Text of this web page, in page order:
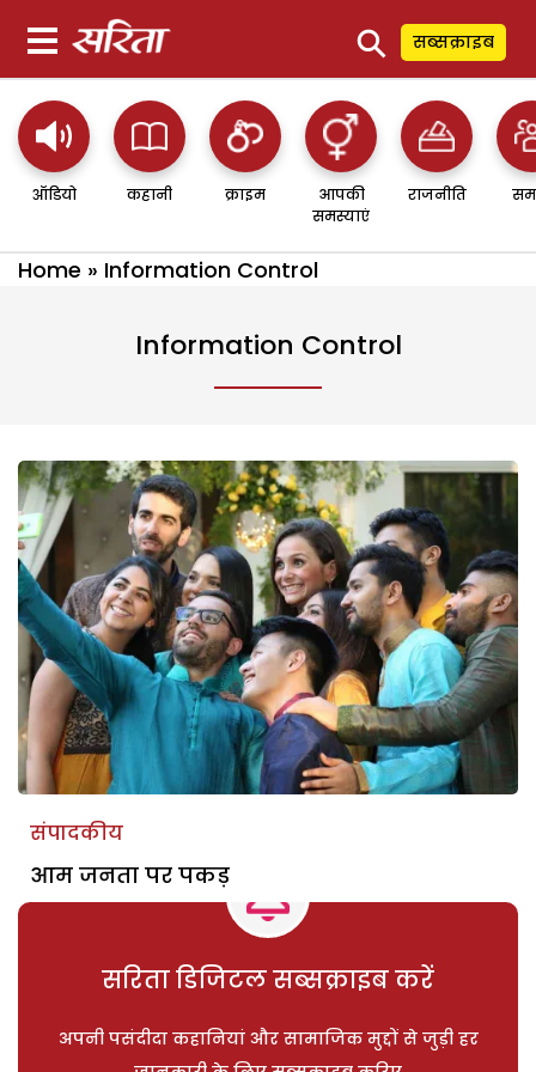
⚲ सब्सक्राइब
ऑडियो कहानी क्राइम
आपकी
समस्याएं
राजनीति
Home » Information Control
Information Control
संपादकीय
आम जनता पर पकड़
सरिता डिजिटल सब्सक्राइब करें
अपनी पसंदीदा कहानियां और सामाजिक मुद्दों से जुड़ी हर